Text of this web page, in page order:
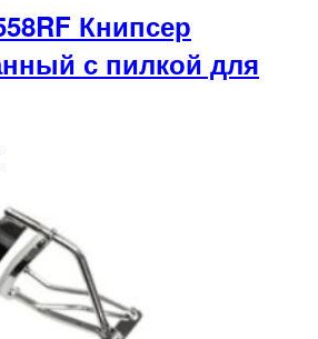
Книпсер
с пилкой для